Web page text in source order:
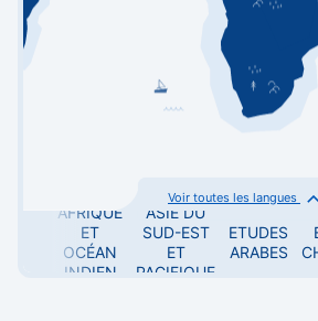
Toutes les langues
Voir toutes les langues
AFRIQUE
ET
OCÉAN
INDIEN
ASIE DU
SUD-EST
ET
PACIFIQUE
ETUDES
ARABES